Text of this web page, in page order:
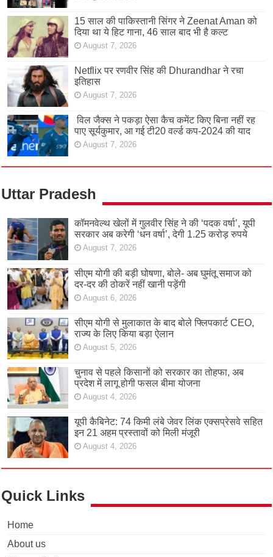
15 साल की पाकिस्तानी सिंगर ने Zeenat Aman को
दिया था ये हिट गाना, 46 साल बाद भी है कल्ट
August 7, 2026
Netflix पर रणवीर सिंह की Dhurandhar ने रचा
इतिहास
August 7, 2026
विल जैक्स ने पकड़ा ऐसा कैच कमेंट किए बिना नहीं रह
पाए सूर्यकुमार, आ गई टी20 वर्ल्ड कप-2024 की याद
August 7, 2026
Uttar Pradesh
कॉमनवेल्थ खेलों में गुलवीर सिंह ने की ‘पदक वर्षा’, यूपी
सरकार अब करेगी ‘धन वर्षा’, देगी 1.25 करोड़ रुपये
August 7, 2026
सीएम योगी की बड़ी घोषणा, बोले- अब घुमंतू समाज को
दर-दर की ठोकरें नहीं खानी पड़ेंगी
August 6, 2026
सीएम योगी से मुलाकात के बाद बोले फ्लिपकार्ट CEO,
राज्य के लिए किया बड़ा ऐलान
August 5, 2026
चुनाव से पहले किसानों को सरकार का तोहफा, अब
प्रदेश में लागू होगी फसल बीमा योजना
August 4, 2026
यूपी कैबिनेट: 74 किमी लंबे जेवर लिंक एक्सप्रेसवे सहित
इन 21 अहम प्रस्तावों को मिली मंजूरी
August 4, 2026
Quick Links
Home
About us